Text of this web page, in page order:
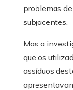
problemas
subjacentes.
Mas a
que os
assíduos